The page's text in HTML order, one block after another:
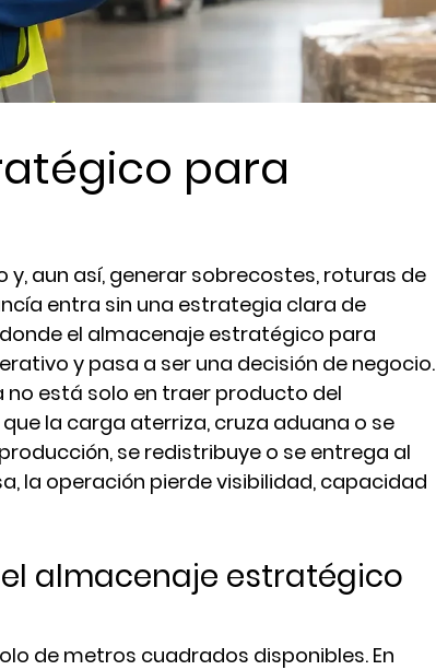
para
aun así, generar sobrecostes, roturas de
entra sin una estrategia clara de
el almacenaje estratégico para
y pasa a ser una decisión de negocio.
está solo en traer producto del
la carga aterriza, cruza aduana o se
se redistribuye o se entrega al
la operación pierde visibilidad, capacidad
almacenaje estratégico
de metros cuadrados disponibles. En